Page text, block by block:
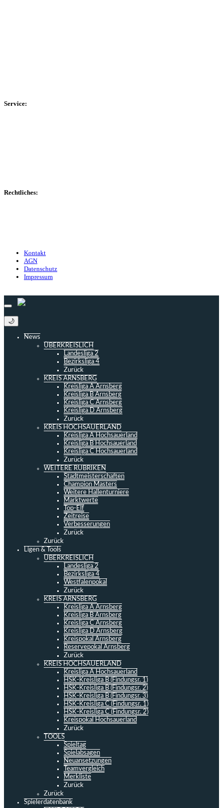
Service:
Rechtliches:
Kontakt
AGN
Datenschutz
Impressum
🌙
News
ÜBERKREISLICH
Landesliga 2
Bezirksliga 4
Zurück
KREIS ARNSBERG
Kreisliga A Arnsberg
Kreisliga B Arnsberg
Kreisliga C Arnsberg
Kreisliga D Arnsberg
Zurück
KREIS HOCHSAUERLAND
Kreisliga A Hochsauerland
Kreisliga B Hochsauerland
Kreisliga C Hochsauerland
Zurück
WEITERE RUBRIKEN
Stadtmeisterschaften
Champion Masters
Weitere Hallenturniere
Marktwerte
Top-Elf
Zeitreise
Verbesserungen
Zurück
Zurück
Ligen & Tools
ÜBERKREISLICH
Landesliga 2
Bezirksliga 4
Westfalenpokal
Zurück
KREIS ARNSBERG
Kreisliga A Arnsberg
Kreisliga B Arnsberg
Kreisliga C Arnsberg
Kreisliga D Arnsberg
Kreispokal Arnsberg
Reservepokal Arnsberg
Zurück
KREIS HOCHSAUERLAND
Kreisliga A Hochsauerland
HSK-Kreisliga B (Findungsr. 1)
HSK-Kreisliga B (Findungsr. 2)
HSK-Kreisliga B (Findungsr. 3)
HSK-Kreisliga C (Findungsr. 1)
HSK-Kreisliga C (Findungsr. 2)
Kreispokal Hochsauerland
Zurück
TOOLS
Spieltag
Spielabsagen
Neuansetzungen
Teamvergleich
Merkliste
Zurück
Zurück
Spielerdatenbank